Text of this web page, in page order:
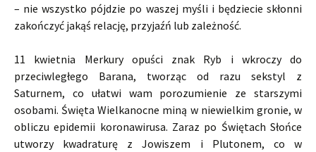
– nie wszystko pójdzie po waszej myśli i będziecie skłonni
zakończyć jakąś relację, przyjaźń lub zależność.
11 kwietnia Merkury opuści znak Ryb i wkroczy do
przeciwległego Barana, tworząc od razu sekstyl z
Saturnem, co ułatwi wam porozumienie ze starszymi
osobami. Święta Wielkanocne miną w niewielkim gronie, w
obliczu epidemii koronawirusa. Zaraz po Świętach Słońce
utworzy kwadraturę z Jowiszem i Plutonem, co w